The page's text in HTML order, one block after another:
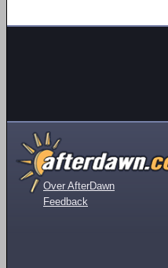
Over AfterDawn
Feedback